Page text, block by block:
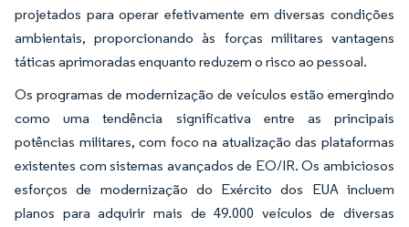
projetados para operar efetivamente em diversas condições
ambientais, proporcionando às forças militares vantagens
táticas aprimoradas enquanto reduzem o risco ao pessoal.
Os programas de modernização de veículos estão emergindo
como uma tendência significativa entre as principais
potências militares, com foco na atualização das plataformas
existentes com sistemas avançados de EO/IR. Os ambiciosos
esforços de modernização do Exército dos EUA incluem
planos para adquirir mais de 49.000 veículos de diversas